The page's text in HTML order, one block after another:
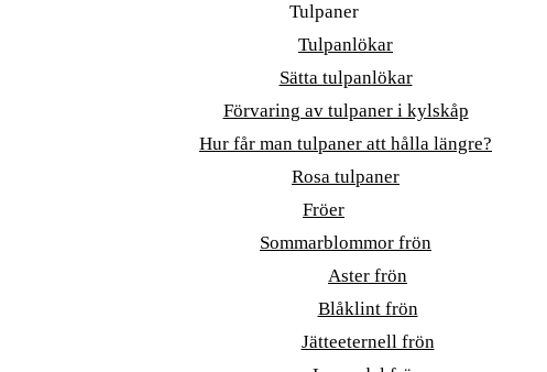
Tulpaner
Tulpanlökar
Sätta tulpanlökar
Förvaring av tulpaner i kylskåp
Hur får man tulpaner att hålla längre?
Rosa tulpaner
Fröer
Sommarblommor frön
Aster frön
Blåklint frön
Jätteeternell frön